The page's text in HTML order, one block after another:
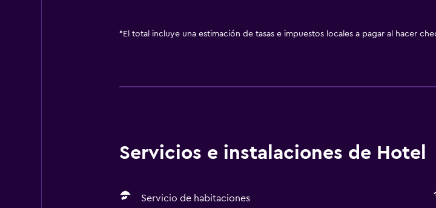
* El total incluye una estimación de tasas e impuestos locales a pagar al hacer
Servicios e instalaciones de Hotel
Servicio de habitaciones